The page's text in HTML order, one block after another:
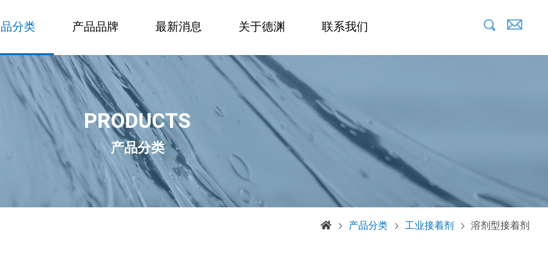
分类 产品品牌 最新消息 关于德渊 联系我们
PRODUCTS
产品分类
产品分类 工业接着剂 溶剂型接着剂